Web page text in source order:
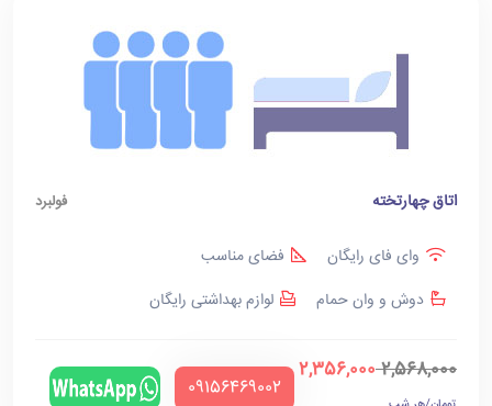
اتاق چهارتخته فولبرد
وای فای رایگان
فضای مناسب
دوش و وان حمام
لوازم بهداشتی رایگان
2,568,000
2,356,000
‪09156469002‬